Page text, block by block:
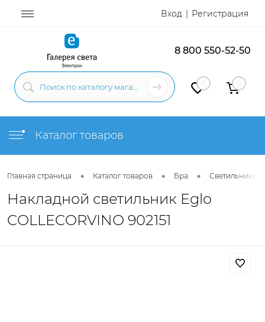
Вход Регистрация
8 800 550-52-50
0 0
Каталог товаров
Главная страница • Каталог товаров • Бра • Светильники
Накладной светильник Eglo
COLLECORVINO 902151